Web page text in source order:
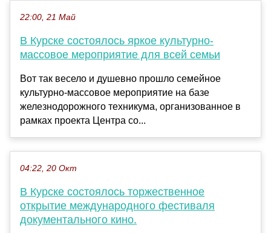
22:00, 21 Май
В Курске состоялось яркое культурно-
массовое мероприятие для всей семьи
Вот так весело и душевно прошло семейное
культурно-массовое мероприятие на базе
железнодорожного техникума, организованное в
рамках проекта Центра со...
04:22, 20 Окт
В Курске состоялось торжественное
открытие международного фестиваля
документального кино.